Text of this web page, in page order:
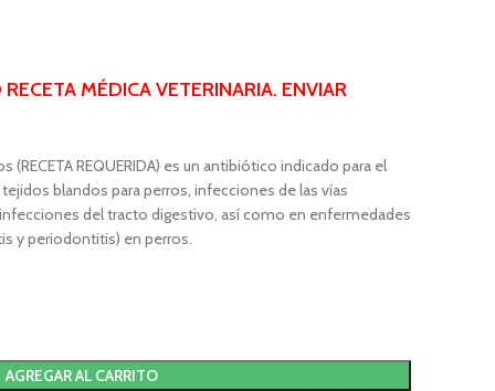
MÉDICA VETERINARIA. ENVIAR
REQUERIDA) es un antibiótico indicado para el
blandos para perros, infecciones de las vías
del tracto digestivo, así como en enfermedades
y periodontitis) en perros.
AGREGAR AL CARRITO